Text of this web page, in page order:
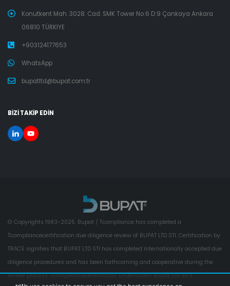
Konutkent Mah. 3028. Cad. SMK Tower No:6 D:9 Çankaya Ankara
06810 TÜRKIYE
+903124177653
WhatsApp
bupatltd@bupat.com.tr
BİZİ TAKİP EDİN
© Copyrights 1983-2025. Bupat / Tcompliance has completed a
Tcompliancecertification due diligence review of BUPAT LTD STI. Certification by
TRACE signifies that BUPAT LTD STI has completed internationally accepted due
diligence procedures and has been forthcoming and cooperative during the
review process. Tcompliancecertification underscores Bupat Ltd Sti's